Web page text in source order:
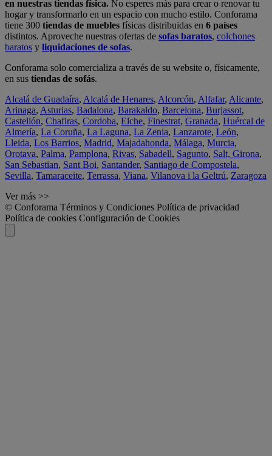
en nuestras tiendas física. No esperes más para crear o renovar tu
hogar y transformarlo en un espacio con mucho estilo. Conforama
tiene 300 tiendas de muebles físicas distribuidas en 6 países
distintos. Aproveche nuestras ofertas de sofas baratos, colchones
baratos y liquidaciones de sofas.
Conforama solo comercializa a través de su website o, físicamente,
en sus tiendas de sofás.
Alcalá de Guadaíra, Alcalá de Henares, Alcorcón, Alfafar, Alicante,
Arinaga, Asturias, Badalona, Barakaldo, Barcelona, Burjassot,
Castellón, Chafiras, Cordoba, Elche, Finestrat, Granada, Huércal de
Almería, La Coruña, La Laguna, La Zenia, Lanzarote, León,
Lleida, Los Barrios, Madrid, Majadahonda, Málaga, Murcia,
Orotava, Palma, Pamplona, Rivas, Sabadell, Sagunto, Salt, Girona,
San Sebastian, Sant Boi, Santander, Santiago de Compostela,
Sevilla, Tamaraceite, Terrassa, Viana, Vilanova i la Geltrú, Zaragoza
Ver más >>
© Conforama Términos y Condiciones Política de privacidad
Política de cookies Configuración de Cookies